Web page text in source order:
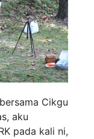
Cikgu
aku
pada kali ni,